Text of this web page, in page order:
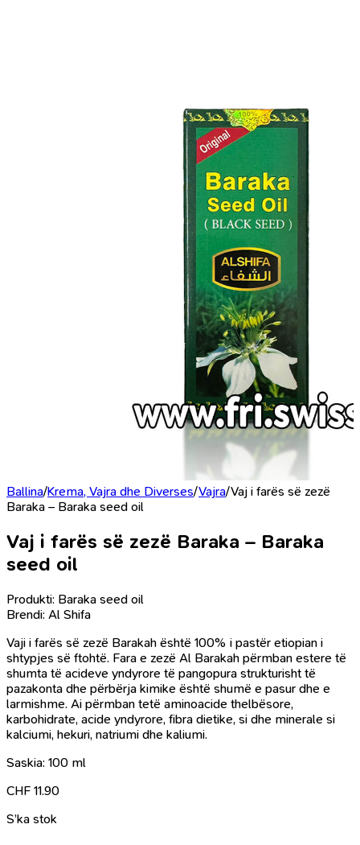
Ballina/Krema, Vajra dhe Diverses/Vajra/Vaj i farës së zezë
Baraka – Baraka seed oil
Vaj i farës së zezë Baraka – Baraka
seed oil
Produkti: Baraka seed oil
Brendi: Al Shifa
Vaji i farës së zezë Barakah është 100% i pastër etiopian i
shtypjes së ftohtë. Fara e zezë Al Barakah përmban estere të
shumta të acideve yndyrore të pangopura strukturisht të
pazakonta dhe përbërja kimike është shumë e pasur dhe e
larmishme. Ai përmban tetë aminoacide thelbësore,
karbohidrate, acide yndyrore, fibra dietike, si dhe minerale si
kalciumi, hekuri, natriumi dhe kaliumi.
Saskia: 100 ml
CHF 11.90
S’ka stok